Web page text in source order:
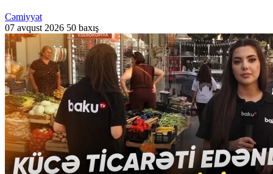
Cəmiyyət
07 avqust 2026 50 baxış